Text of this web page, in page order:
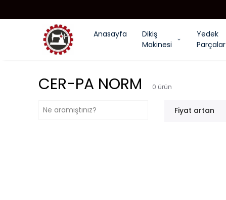
Anasayfa
Dikiş
Makinesi
Yedek
Parçalar
CER-PA NORM 0 ürün
Fiyat artan